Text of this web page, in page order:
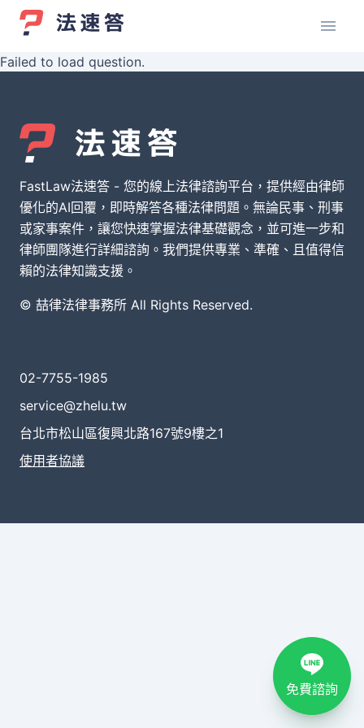
Failed to load question.
FastLaw法速答 - 您的線上法律諮詢平台，提供經由律師
優化的AI回覆，即時解答各種法律問題。無論民事、刑事
或家事案件，讓您快速掌握法律基礎觀念，並可進一步和
律師團隊進行詳細諮詢。我們提供專業、準確、且值得信
賴的法律知識支援。
© 喆律法律事務所 All Rights Reserved.
02-7755-1985
service@zhelu.tw
台北市松山區復興北路167號9樓之1
使用者協議
免費諮詢